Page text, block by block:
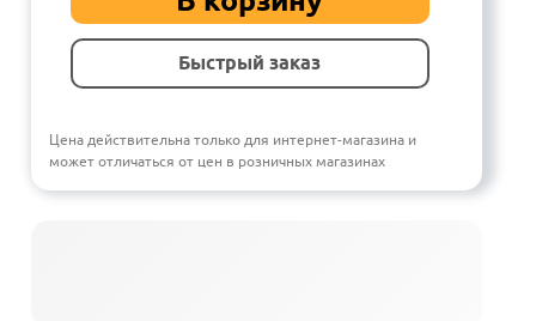
Быстрый заказ
Цена действительна только для интернет-магазина и
может отличаться от цен в розничных магазинах